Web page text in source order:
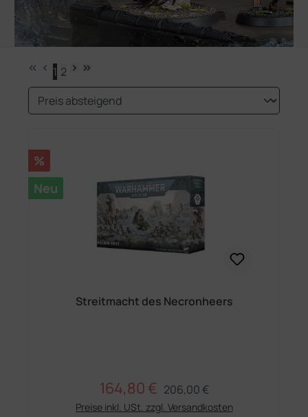
Seite
1 Seite
2
Rabatt
%
Neu
Streitmacht des Necronheers
Verkaufspreis:
164,80 € Regulärer Preis:
206,00 €
Preise inkl. USt. zzgl. Versandkosten